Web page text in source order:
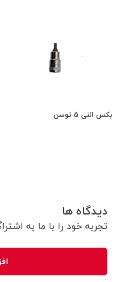
بکس النی 5 توسن
دیدگاه ها
تجربه خود را با ما به